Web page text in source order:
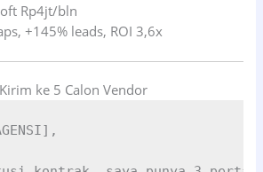
Rp4jt/bln
+145% leads, ROI 3,6x
ke 5 Calon Vendor